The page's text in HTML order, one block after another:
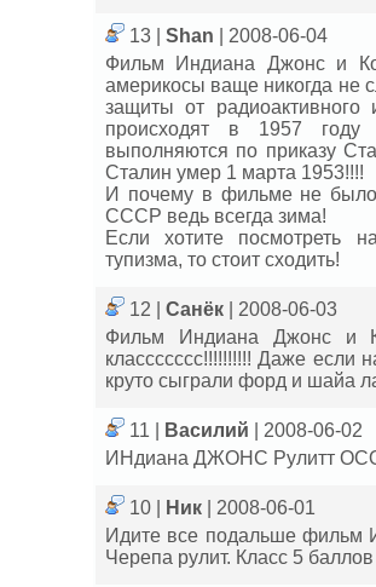
13 | Shan
| 2008-06-04
Фильм Индиана Джонс и
америкосы ваще никогда не
защиты от
происходят в 1957
выполняются по приказу
Сталин умер 1 марта 1953!!!!
И почему в фильме не
СССР ведь всегда зима!
Если хотите посмотреть
тупизма, то стоит сходить!
12 | Санёк
| 2008-06-03
Фильм Индиана Джонс и
классссссс!!!!!!!!!! Даже
круто сыграли форд и шайа
11 | Василий
| 2008-06-02
ИНдиана ДЖОНС Рулитт
10 | Ник
| 2008-06-01
Идите все подальше фильм
Черепа рулит. Класс 5 баллов